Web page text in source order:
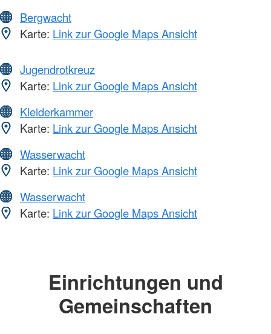
Bergwacht
Karte: Link zur Google Maps Ansicht
Jugendrotkreuz
Karte: Link zur Google Maps Ansicht
Kleiderkammer
Karte: Link zur Google Maps Ansicht
Wasserwacht
Karte: Link zur Google Maps Ansicht
Wasserwacht
Karte: Link zur Google Maps Ansicht
Einrichtungen und
Gemeinschaften